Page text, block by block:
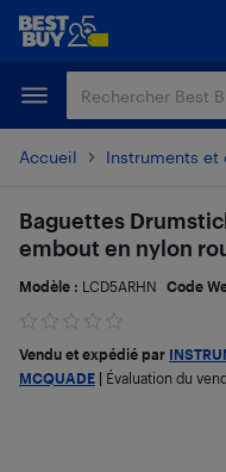
Passer
principal
Passer
Accueil Instruments
Baguettes
embout en nylon
Modèle : LCD5ARHN Code
Vendu et expédié par
MCQUADE
Évaluation du